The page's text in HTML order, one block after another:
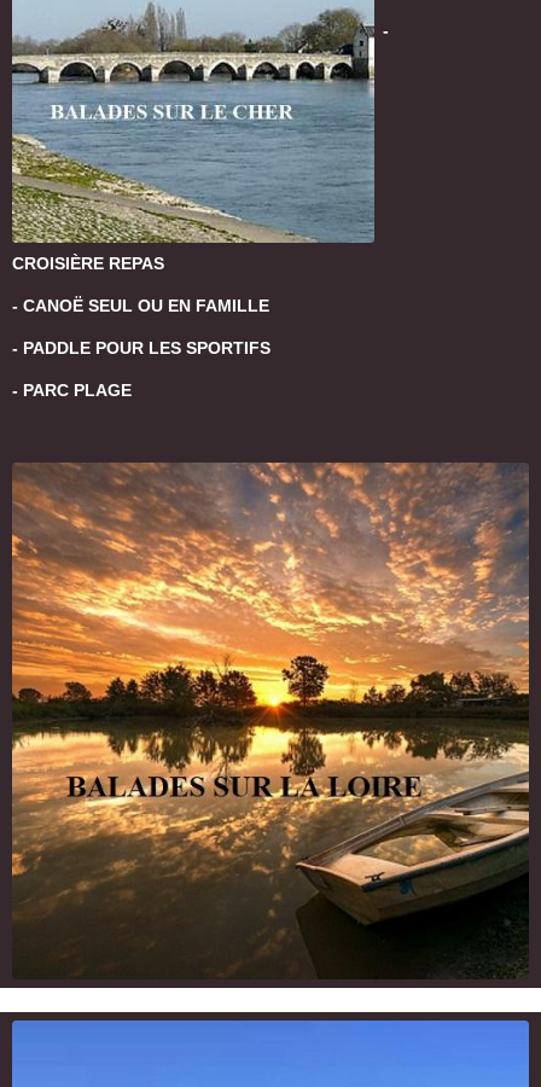
-
CROISIÈRE REPAS
- CANOË SEUL OU EN FAMILLE
- PADDLE POUR LES SPORTIFS
- PARC PLAGE